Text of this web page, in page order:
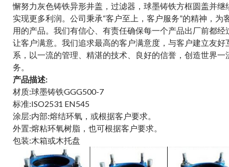
懈努力灰色铸铁异形井盖 ， 过滤器 ， 球墨铸铁方框圆盖并继
实现更多利润。公司秉承“客户至上，客户服务”的精神，为
用的产品。我们有信心、有责任确保每一个产品出厂前都经
让客户满意。我们追求最高的客户满意度，与客户建立友好
系，以一流的管理、精湛的技术、良好的信誉，创造世界一
务。
产品描述:
材质:球墨铸铁GGG500-7
标准:ISO2531 EN545
涂层:内部:熔结环氧，或根据客户要求。
外置:熔粘环氧树脂，也可根据客户要求。
包装:木箱或木托盘